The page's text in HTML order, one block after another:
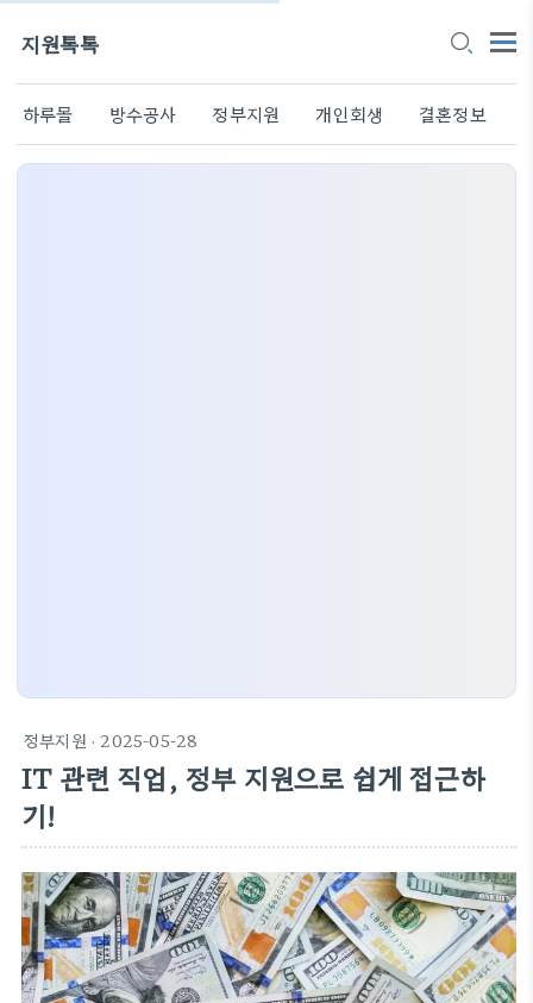
지원톡톡
하루몰 방수공사 정부지원 개인회생 결혼정보
정부지원 · 2025-05-28
IT 관련 직업, 정부 지원으로 쉽게 접근하
기!